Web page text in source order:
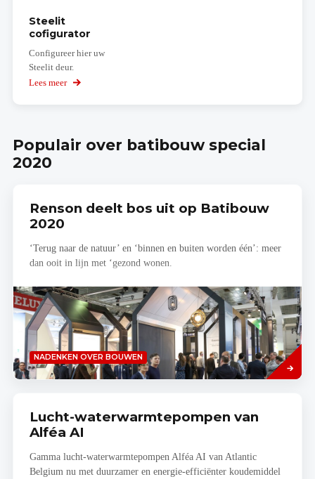
Steelit
cofigurator
Configureer hier uw
Steelit deur.
Lees meer over
Populair over batibouw special
2020
Renson deelt bos uit op Batibouw
2020
‘Terug naar de natuur’ en ‘binnen en buiten worden één’: meer
dan ooit in lijn met ‘gezond wonen.
NADENKEN OVER BOUWEN
Lees
meer
Lucht-waterwarmtepompen van
Alféa AI
Gamma lucht-waterwarmtepompen Alféa AI van Atlantic
Belgium nu met duurzamer en energie-efficiënter koudemiddel